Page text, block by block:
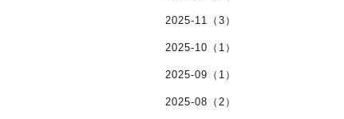
2025-11（3）
2025-10（1）
2025-09（1）
2025-08（2）